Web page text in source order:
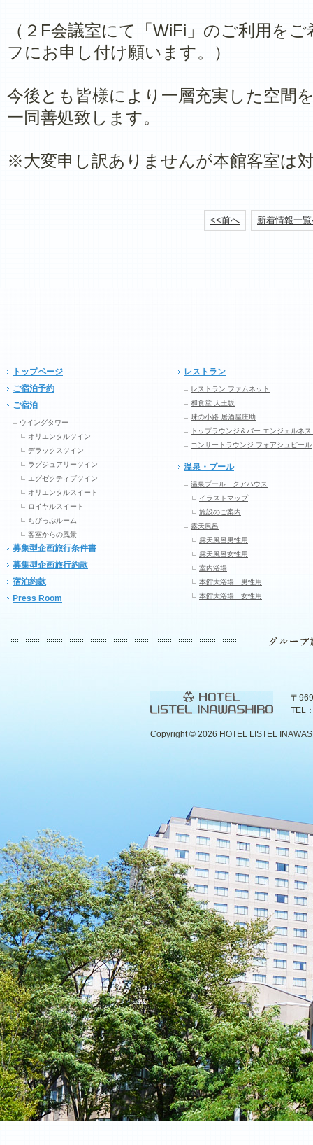
（２F会議室にて「WiFi」のご利用を
フにお申し付け願います。）
今後とも皆様により一層充実した空間
一同善処致します。
※大変申し訳ありませんが本館客室は
<<前へ 新着情報一
トップページ
ご宿泊予約
ご宿泊
ウイングタワー
オリエンタルツイン
デラックスツイン
ラグジュアリーツイン
エグゼクティブツイン
オリエンタルスイート
ロイヤルスイート
ちびっぷルーム
客室からの風景
募集型企画旅行条件書
募集型企画旅行約款
宿泊約款
Press Room
レストラン
レストラン ファムネット
和食堂 天王坂
味の小路 居酒屋庄助
トップラウンジ＆バー エンジェルネス
コンサートラウンジ フォアシュピール
温泉・プール
温泉プール クアハウス
イラストマップ
施設のご案内
露天風呂
露天風呂男性用
露天風呂女性用
室内浴場
本館大浴場 男性用
本館大浴場 女性用
〒
TEL
Copyright © 2026 HOTEL LISTEL